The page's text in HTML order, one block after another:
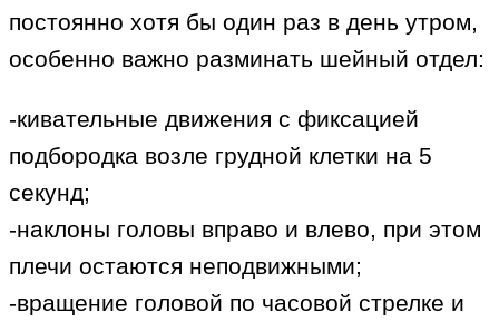
постоянно хотя бы один раз в день утром,
особенно важно разминать шейный отдел:
-кивательные движения с фиксацией
подбородка возле грудной клетки на 5
секунд;
-наклоны головы вправо и влево, при этом
плечи остаются неподвижными;
-вращение головой по часовой стрелке и